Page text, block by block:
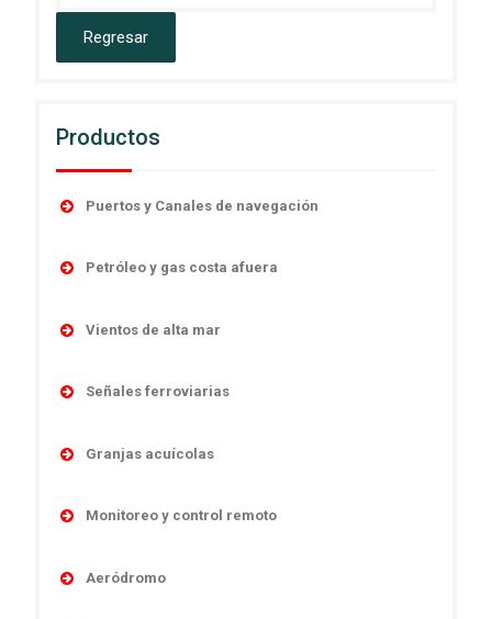
Productos
Puertos y Canales de navegación
Linternas autocontenidas
Luces direccionales
Petróleo y gas costa afuera
Linternas antiexplosivas
Sistemas de poder
Vientos de alta mar
Sistema y controles
Señales ferroviarias
Señales absolutas y de distancia
Señales de maniobras
Sistemas ensamblados
Granjas acuícolas
Linternas marinas
Monitoreo y control remoto
Monitoreo y control remoto
Aeródromo